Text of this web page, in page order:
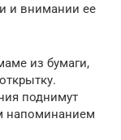
и внимании ее
из бумаги,
поднимут
напоминанием